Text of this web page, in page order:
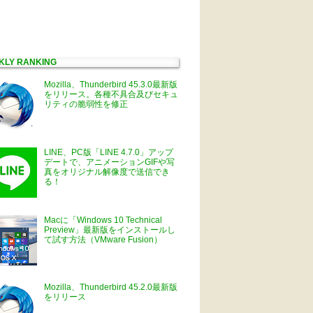
RANKING
Mozilla、Thunderbird 45.3.0最新版
をリリース。各種不具合及びセキュ
リティの脆弱性を修正
LINE、PC版「LINE 4.7.0」アップ
デートで、アニメーションGIFや写
真をオリジナル解像度で送信でき
る！
Macに「Windows 10 Technical
Preview」最新版をインストールし
て試す方法（VMware Fusion）
Mozilla、Thunderbird 45.2.0最新版
をリリース